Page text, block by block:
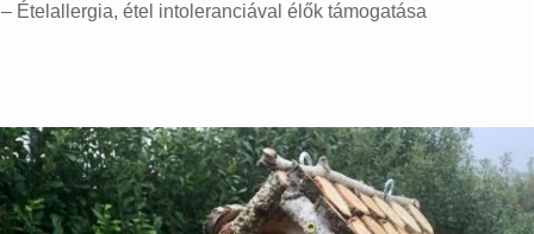
– Ételallergia, étel intoleranciával élők támogatása